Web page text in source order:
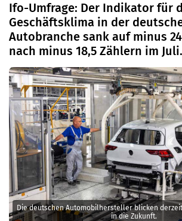
Die deutschen Automobilhersteller blicken
in die Zukunft.
Ifo-Umfrage: Der Indikator für
Geschäftsklima in der
Autobranche sank auf minus
nach minus 18,5 Zählern im Juli.